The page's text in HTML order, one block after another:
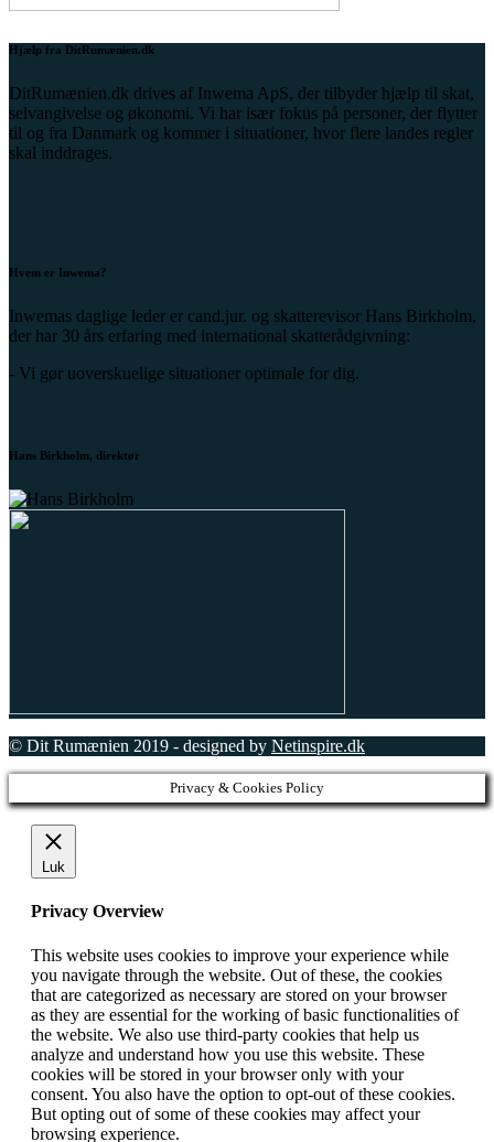
Hjælp fra DitRumænien.dk
DitRumænien.dk drives af Inwema ApS, der tilbyder hjælp til skat,
selvangivelse og økonomi. Vi har især fokus på personer, der flytter
til og fra Danmark og kommer i situationer, hvor flere landes regler
skal inddrages.
Hvem er Inwema?
Inwemas daglige leder er cand.jur. og skatterevisor Hans Birkholm,
der har 30 års erfaring med international skatterådgivning:
- Vi gør uoverskuelige situationer optimale for dig.
Hans Birkholm, direktør
© Dit Rumænien 2019 - designed by Netinspire.dk
Privacy & Cookies Policy
Luk
Privacy Overview
This website uses cookies to improve your experience while
you navigate through the website. Out of these, the cookies
that are categorized as necessary are stored on your browser
as they are essential for the working of basic functionalities of
the website. We also use third-party cookies that help us
analyze and understand how you use this website. These
cookies will be stored in your browser only with your
consent. You also have the option to opt-out of these cookies.
But opting out of some of these cookies may affect your
browsing experience.